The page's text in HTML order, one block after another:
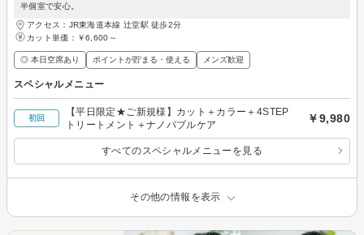
半個室で安心。
アクセス：JR東海道本線 辻堂駅 徒歩2分
カット単価： ￥6,600～
◎ 本日空席あり ポイントが貯まる・使える メンズ歓迎
スペシャルメニュー
初回
【平日限定★ご新規様】カット＋カラー＋4STEP
トリートメント＋ナノバブルケア
￥9,980
すべてのスペシャルメニューを見る
その他の情報を表示